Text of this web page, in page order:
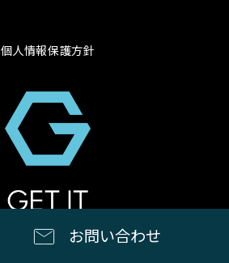
お問い合わせ
個人情報保護方針